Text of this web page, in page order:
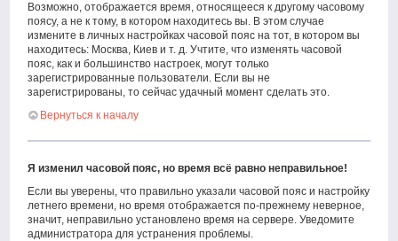
Возможно, отображается время, относящееся к другому часовому
поясу, а не к тому, в котором находитесь вы. В этом случае
измените в личных настройках часовой пояс на тот, в котором вы
находитесь: Москва, Киев и т. д. Учтите, что изменять часовой
пояс, как и большинство настроек, могут только
зарегистрированные пользователи. Если вы не
зарегистрированы, то сейчас удачный момент сделать это.
Вернуться к началу
Я изменил часовой пояс, но время всё равно неправильное!
Если вы уверены, что правильно указали часовой пояс и настройку
летнего времени, но время отображается по-прежнему неверное,
значит, неправильно установлено время на сервере. Уведомите
администратора для устранения проблемы.